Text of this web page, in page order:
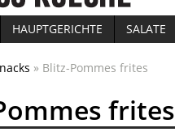
HAUPTGERICHTE SALATE
» Blitz-Pommes frites
frites